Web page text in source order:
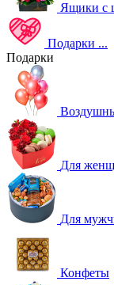
Ящики с
Подарки ...
Подарки
Для
Для
Конфеты